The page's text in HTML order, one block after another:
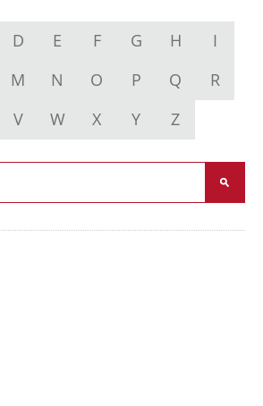
D E F G H
I
M N O P Q
R
V W X Y Z